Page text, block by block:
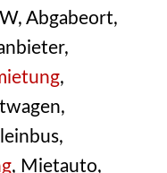
Abgabeort,
,
, Mietauto,